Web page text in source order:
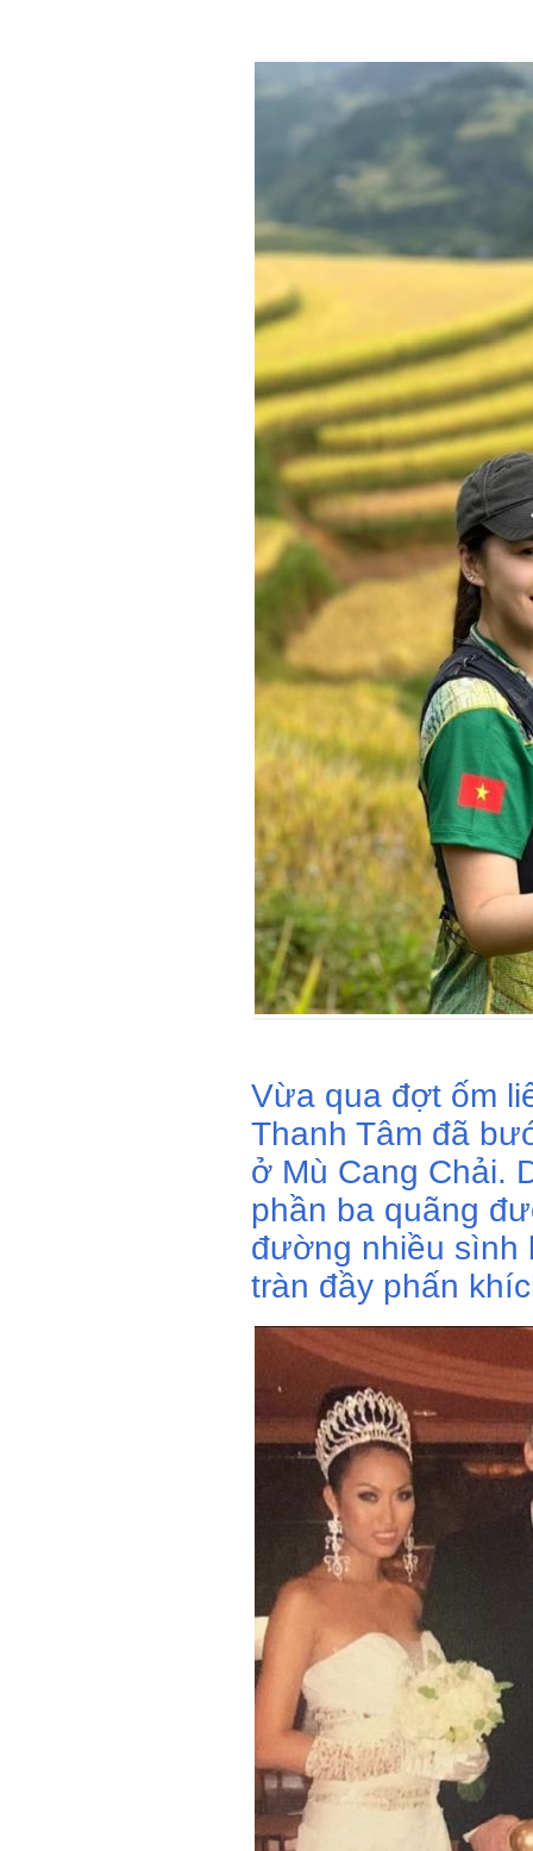
Vừa qua đợt ốm
Thanh Tâm đã
ở Mù Cang Chải.
phần ba quãng
đường nhiều sình
tràn đầy phấn